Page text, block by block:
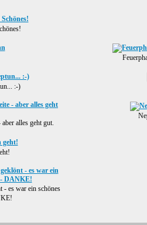
:-)
alles geht gut.
- es war ein schönes